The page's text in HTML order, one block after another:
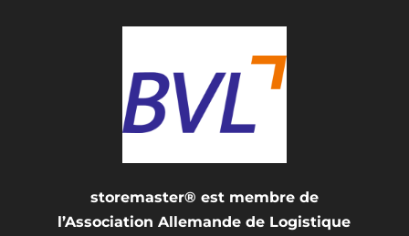
storemaster® est membre de
l’Association Allemande de Logistique